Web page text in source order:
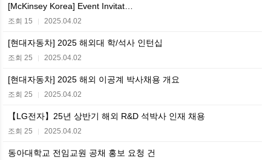
[McKinsey Korea] Event Invitat…
조회 15 | 2025.04.02
[현대자동차] 2025 해외대 학/석사 인턴십
조회 25 | 2025.04.02
[현대자동차] 2025 해외 이공계 박사채용 개요
조회 25 | 2025.04.02
【LG전자】25년 상반기 해외 R&D 석박사 인재 채용
조회 25 | 2025.04.02
동아대학교 전임교원 공채 홍보 요청 건